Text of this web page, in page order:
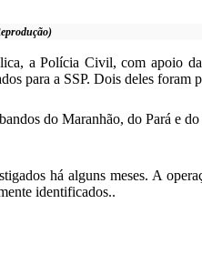
a Polícia Civil, com apoio
para a SSP. Dois deles foram
do Maranhão, do Pará e
há alguns meses. A
identificados..